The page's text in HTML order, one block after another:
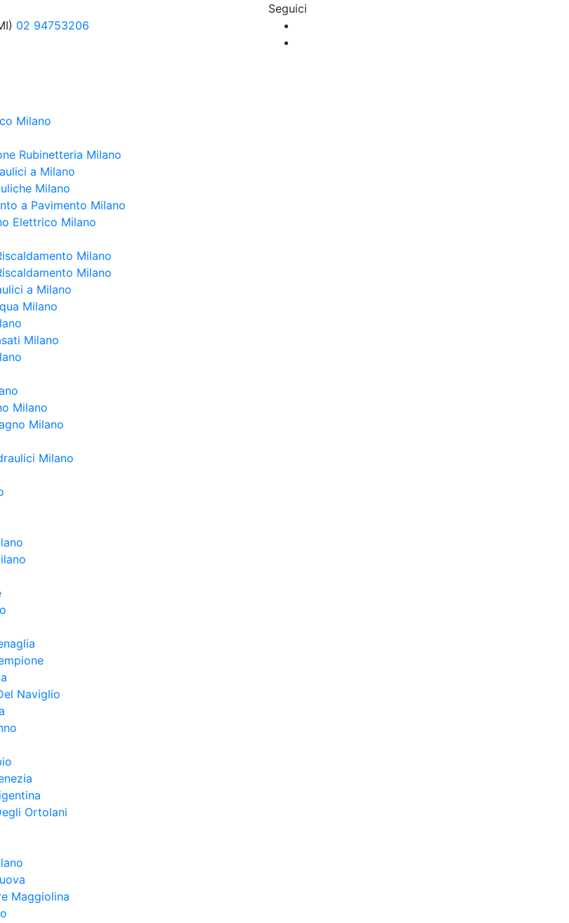
02 94753206
Seguici
Milano
Rubinetteria Milano
a Milano
Milano
a Pavimento Milano
Elettrico Milano
Milano
Milano
a Milano
Milano
Milano
Milano
Milano
Milano
Naviglio
Ortolani
Maggiolina